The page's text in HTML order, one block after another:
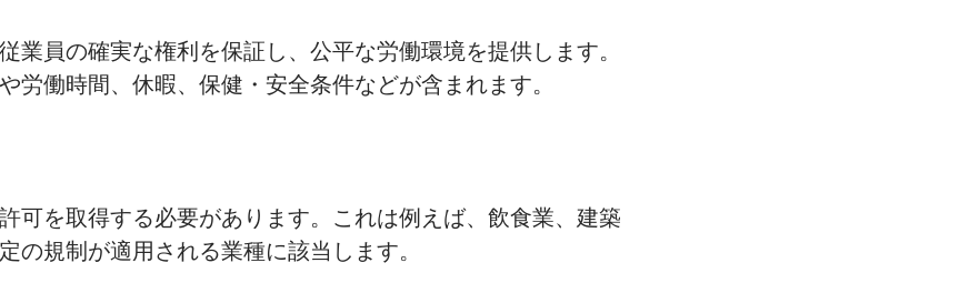
業員の確実な権利を保証し、公平な労働環境を提供します。
労働時間、休暇、保健・安全条件などが含まれます。
可を取得する必要があります。これは例えば、飲食業、建築
の規制が適用される業種に該当します。